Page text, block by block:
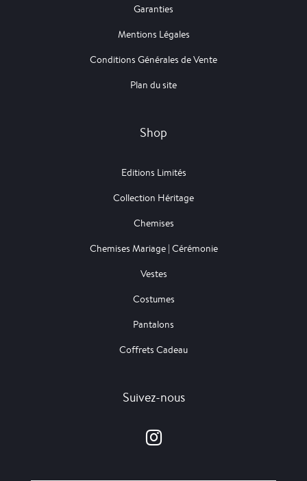
Garanties
Mentions Légales
Conditions Générales de Vente
Plan du site
Shop
Editions Limités
Collection Héritage
Chemises
Chemises Mariage | Cérémonie
Vestes
Costumes
Pantalons
Coffrets Cadeau
Suivez-nous